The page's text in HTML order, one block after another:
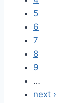
5
6
7
8
9
…
next ›